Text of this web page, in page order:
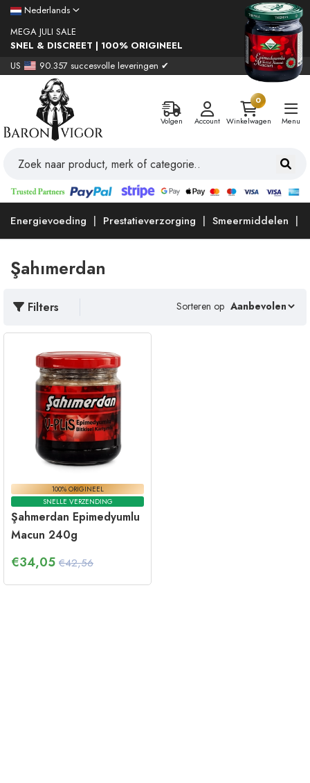
Nederlands
MEGA JULI SALE
SNEL & DISCREET | 100% ORIGINEEL
US
90.357 succesvolle leveringen ✔
Volgen Account
0
Winkelwagen
Menu
Energievoeding Prestatieverzorging Smeermiddelen
Şahımerdan
Filters Sorteren op
100% ORIGINEEL
SNELLE VERZENDING
Şahmerdan Epimedyumlu
Macun 240g
€34,05 €42,56